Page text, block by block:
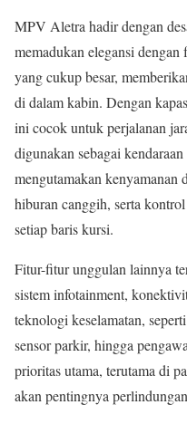
MPV Aletra hadir dengan
memadukan elegansi
yang cukup besar,
di dalam kabin. Dengan
ini cocok untuk perjalanan
digunakan sebagai
mengutamakan
hiburan canggih, serta
setiap baris kursi.
Fitur-fitur unggulan lainnya
sistem infotainment,
teknologi keselamatan,
sensor parkir, hingga
prioritas utama, terutama di
akan pentingnya